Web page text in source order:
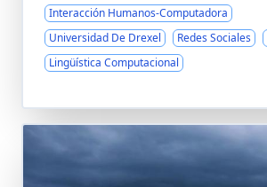
Interacción Humanos-Computadora
Universidad De Drexel
Redes Sociales
Lingüística Computacional